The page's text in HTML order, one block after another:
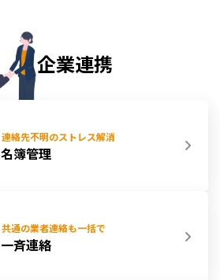
企業連携
連絡先不明のストレス解消
名簿管理
共通の業者連絡も一括で
一斉連絡